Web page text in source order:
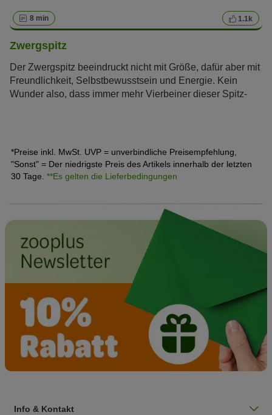
8 min 1.1k
Zwergspitz
Der Zwergspitz beeindruckt nicht mit Größe, dafür aber mit
Freundlichkeit, Selbstbewusstsein und Energie. Kein
Wunder also, dass immer mehr Vierbeiner dieser Spitz-
*Preise inkl. MwSt. UVP = unverbindliche Preisempfehlung,
"Sonst" = Der niedrigste Preis des Artikels innerhalb der letzten
30 Tage. **Es gelten die Lieferbedingungen
Info & Kontakt